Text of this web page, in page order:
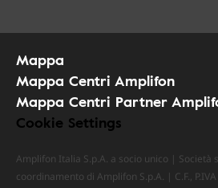
Mappa
Mappa Centri Amplifon
Mappa Centri Partner
Cookie Settings
Amplifon Italia S.p.A. a socio unico | Società
coordinamento di Amplifon S.p.A. | C.F.,